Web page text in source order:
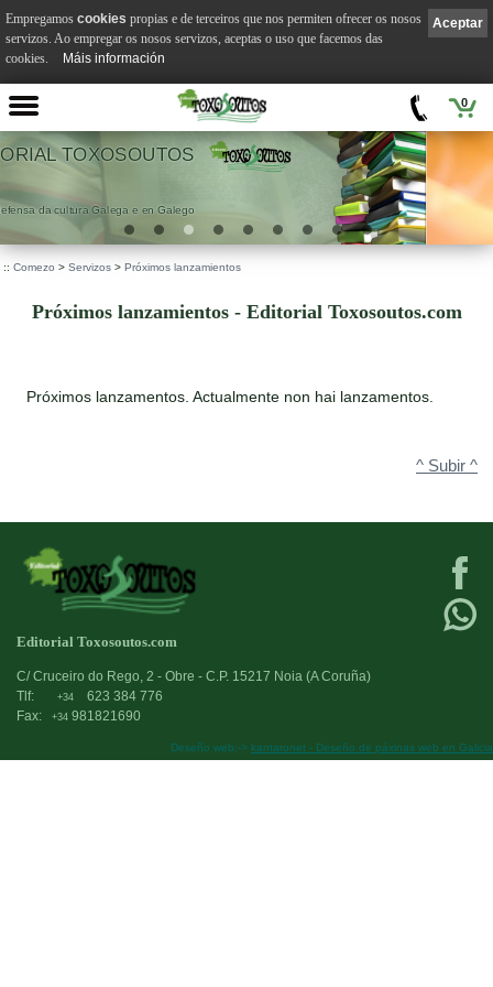
0
VILA SUÁREZ
:: Comezo > Servizos > Próximos lanzamientos
Próximos lanzamientos - Editorial Toxosoutos.com
Próximos lanzamentos. Actualmente non hai lanzamentos.
^ Subir ^
Editorial Toxosoutos.com
C/ Cruceiro do Rego, 2 - Obre - C.P. 15217 Noia (A Coruña)
Tlf:
+34
623 384 776
Fax:
+34 981821690
Deseño web:-> kantaronet - Deseño de páxinas web en Galicia
Aceptar
Empregamos cookies propias e de terceiros que nos permiten ofrecer os nosos
servizos. Ao empregar os nosos servizos, aceptas o uso que facemos das
cookies.
Máis información